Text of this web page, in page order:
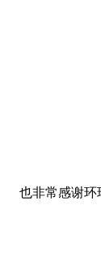
也非常感谢环